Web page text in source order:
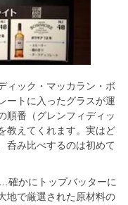
ィック・マッカラン・ボ
ートに入ったグラスが運
順番（グレンフィディッ
えてくれます。実はど
呑み比べするのは初めて
確かにトップバッターに
地で厳選された原材料の